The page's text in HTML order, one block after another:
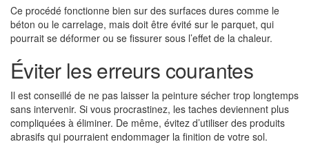
Ce procédé fonctionne bien sur des surfaces dures comme le
béton ou le carrelage, mais doit être évité sur le parquet, qui
pourrait se déformer ou se fissurer sous l’effet de la chaleur.
Éviter les erreurs courantes
Il est conseillé de ne pas laisser la peinture sécher trop longtemps
sans intervenir. Si vous procrastinez, les taches deviennent plus
compliquées à éliminer. De même, évitez d’utiliser des produits
abrasifs qui pourraient endommager la finition de votre sol.